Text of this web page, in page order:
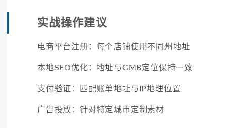
实战操作建议
电商平台注册：每个店铺使用不同州地址
本地SEO优化：地址与GMB定位保持一致
支付验证：匹配账单地址与IP地理位置
广告投放：针对特定城市定制素材